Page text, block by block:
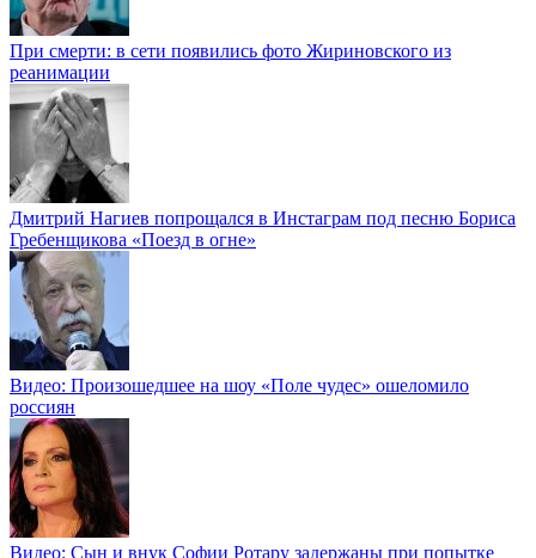
При смерти: в сети появились фото Жириновского из
реанимации
Дмитрий Нагиев попрощался в Инстаграм под песню Бориса
Гребенщикова «Поезд в огне»
Видео: Произошедшее на шоу «Поле чудес» ошеломило
россиян
Видео: Сын и внук Софии Ротару задержаны при попытке